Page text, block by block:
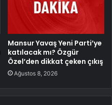
Mansur Yavaş Yeni Parti’ye
katılacak mı? Özgür
Özel’den dikkat çeken çıkış
Ağustos 8, 2026